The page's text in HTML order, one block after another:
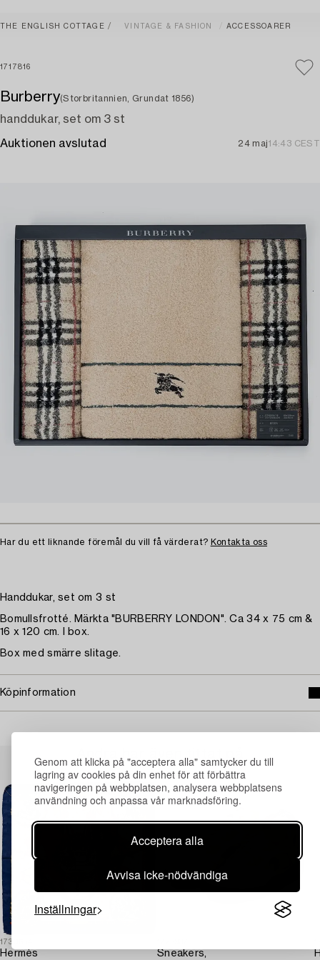
Genom att klicka på "acceptera alla" samtycker du till
lagring av cookies på din enhet för att förbättra
navigeringen på webbplatsen, analysera webbplatsens
användning och anpassa vår marknadsföring.
Acceptera alla
Avvisa icke-nödvändiga
Inställningar
THE ENGLISH COTTAGE VINTAGE & FASHION ACCESSOARER
1717816
Burberry(Storbritannien, Grundat 1856)
handdukar, set om 3 st
Auktionen avslutad 24 maj14:43 CEST
Har du ett liknande föremål du vill få värderat? Kontakta oss
Handdukar, set om 3 st
Bomullsfrotté. Märkta "BURBERRY LONDON". Ca 34 x 75 cm &
16 x 120 cm. I box.
Box med smärre slitage.
Köpinformation
Andra har även tittat på
1730654
Hermès Sneakers,